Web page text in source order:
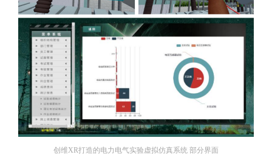
创维XR打造的电力电气实验虚拟仿真系统 部分界面